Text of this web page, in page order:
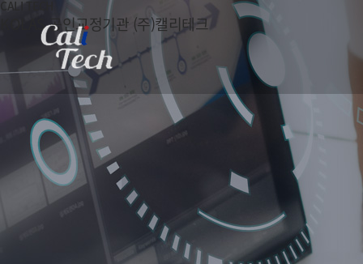
회사소개
인사말
인정서
공평성 선언문
찾아오시는 길
교정안내
교정인정항목
교정절차
교정
교정
CALI TECH
KOLAS 공인교정기관 (주)캘리테크